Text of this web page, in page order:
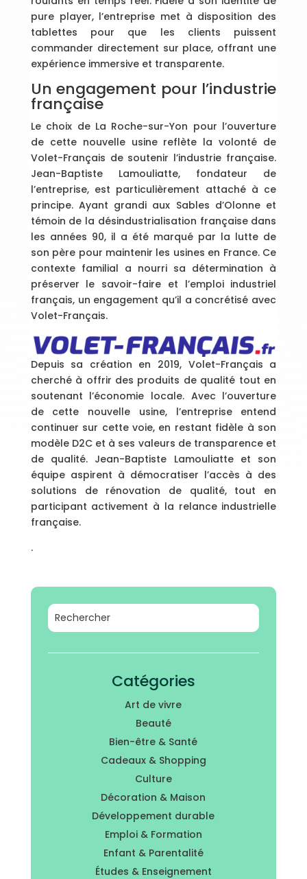
pure player, l’entreprise met à disposition des
tablettes pour que les clients puissent
commander directement sur place, offrant une
expérience immersive et transparente.
Un engagement pour l’industrie
française
Le choix de La Roche-sur-Yon pour l’ouverture
de cette nouvelle usine reflète la volonté de
Volet-Français de soutenir l’industrie française.
Jean-Baptiste Lamouliatte, fondateur de
l’entreprise, est particulièrement attaché à ce
principe. Ayant grandi aux Sables d’Olonne et
témoin de la désindustrialisation française dans
les années 90, il a été marqué par la lutte de
son père pour maintenir les usines en France. Ce
contexte familial a nourri sa détermination à
préserver le savoir-faire et l’emploi industriel
français, un engagement qu’il a concrétisé avec
Volet-Français.
Depuis sa création en 2019, Volet-Français a
cherché à offrir des produits de qualité tout en
soutenant l’économie locale. Avec l’ouverture
de cette nouvelle usine, l’entreprise entend
continuer sur cette voie, en restant fidèle à son
modèle D2C et à ses valeurs de transparence et
de qualité. Jean-Baptiste Lamouliatte et son
équipe aspirent à démocratiser l’accès à des
solutions de rénovation de qualité, tout en
participant activement à la relance industrielle
française.
.
Catégories
Art de vivre
Beauté
Bien-être & Santé
Cadeaux & Shopping
Culture
Décoration & Maison
Développement durable
Emploi & Formation
Enfant & Parentalité
Études & Enseignement